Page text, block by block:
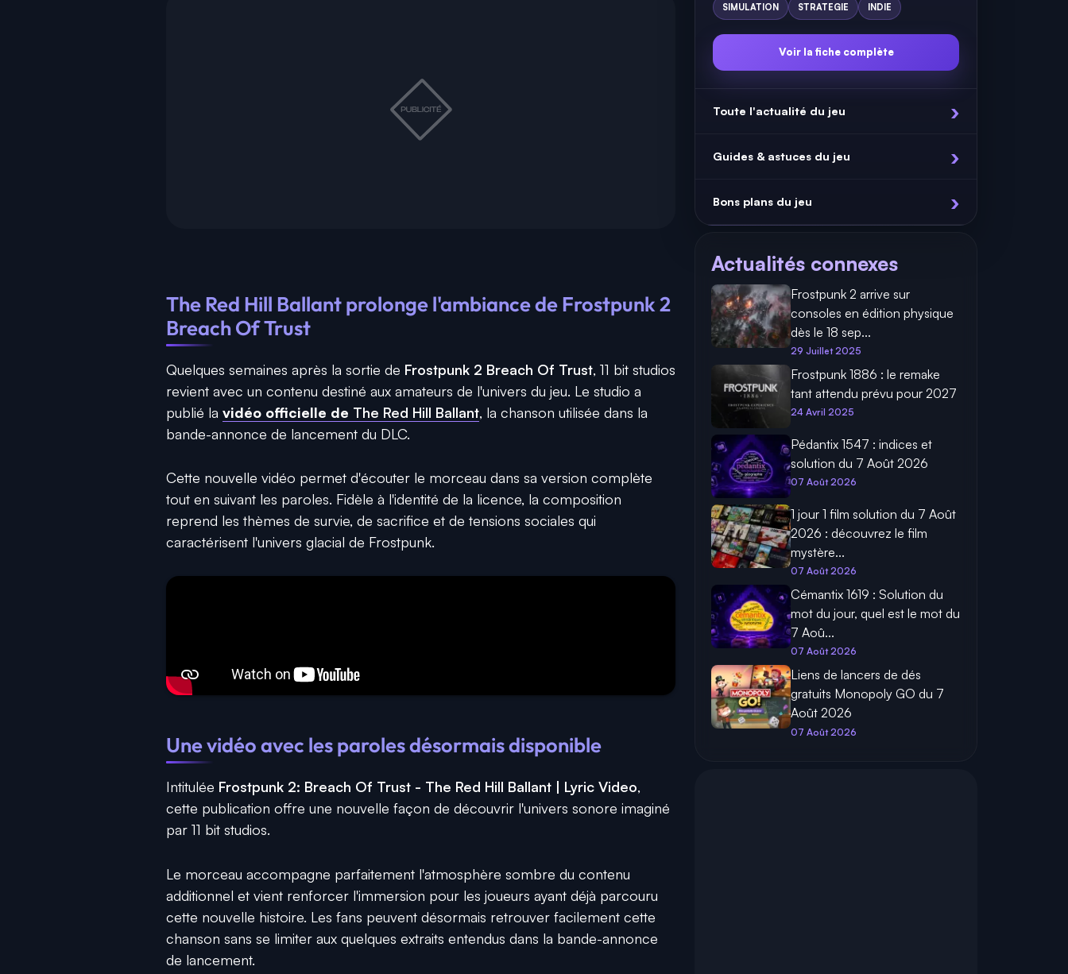
The Red Hill Ballant prolonge l'ambiance de Frostpunk 2
Breach Of Trust
Quelques semaines après la sortie de Frostpunk 2 Breach Of Trust, 11 bit studios
revient avec un contenu destiné aux amateurs de l'univers du jeu. Le studio a
publié la vidéo officielle de The Red Hill Ballant, la chanson utilisée dans la
bande-annonce de lancement du DLC.
Cette nouvelle vidéo permet d'écouter le morceau dans sa version complète
tout en suivant les paroles. Fidèle à l'identité de la licence, la composition
reprend les thèmes de survie, de sacrifice et de tensions sociales qui
caractérisent l'univers glacial de Frostpunk.
Une vidéo avec les paroles désormais disponible
Intitulée Frostpunk 2: Breach Of Trust - The Red Hill Ballant | Lyric Video,
cette publication offre une nouvelle façon de découvrir l'univers sonore imaginé
par 11 bit studios.
Le morceau accompagne parfaitement l'atmosphère sombre du contenu
additionnel et vient renforcer l'immersion pour les joueurs ayant déjà parcouru
cette nouvelle histoire. Les fans peuvent désormais retrouver facilement cette
chanson sans se limiter aux quelques extraits entendus dans la bande-annonce
de lancement.
SIMULATION STRATEGIE INDIE
Voir la fiche complète
Toute l'actualité du jeu
Guides & astuces du jeu
Bons plans du jeu
Actualités connexes
Frostpunk 2 arrive sur
consoles en édition physique
dès le 18 sep...
29 Juillet 2025
Frostpunk 1886 : le remake
tant attendu prévu pour 2027​
24 Avril 2025
Pédantix 1547 : indices et
solution du 7 Août 2026
07 Août 2026
1 jour 1 film solution du 7 Août
2026 : découvrez le film
mystère...
07 Août 2026
Cémantix 1619 : Solution du
mot du jour, quel est le mot du
7 Aoû...
07 Août 2026
Liens de lancers de dés
gratuits Monopoly GO du 7
Août 2026
07 Août 2026